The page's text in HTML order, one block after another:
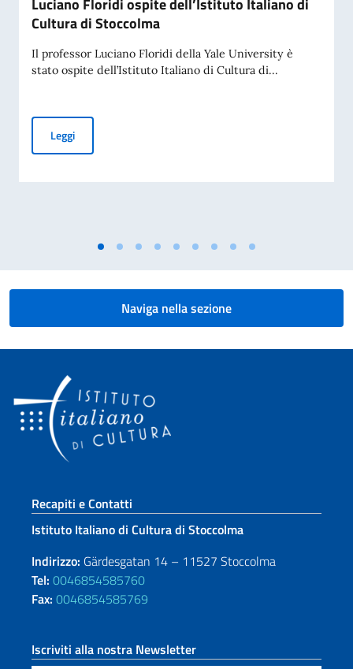
Cultura di Stoccolma
Il professor Luciano Floridi della Yale University è
stato ospite dell’Istituto Italiano di Cultura di...
LeggiLuciano Floridi ospite dell’Istituto Italiano di Cultura di
Naviga nella sezione
Sezione footer
Recapiti e Contatti
Istituto Italiano di Cultura di Stoccolma
Indirizzo: Gärdesgatan 14 – 11527 Stoccolma
Tel: 0046854585760
Fax: 0046854585769
Iscriviti alla nostra Newsletter